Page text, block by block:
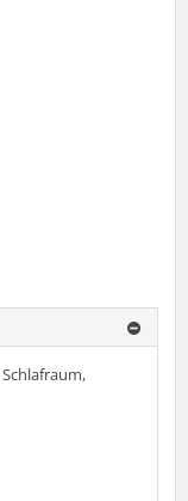
Schlafraum,